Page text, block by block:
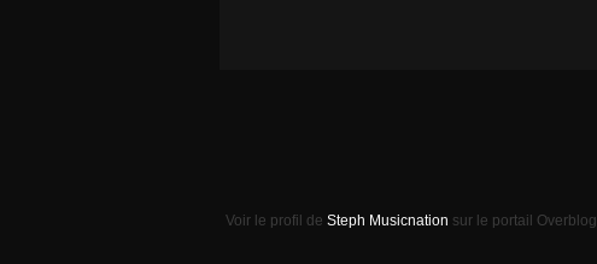
Voir le profil de Steph Musicnation sur le portail Overblog